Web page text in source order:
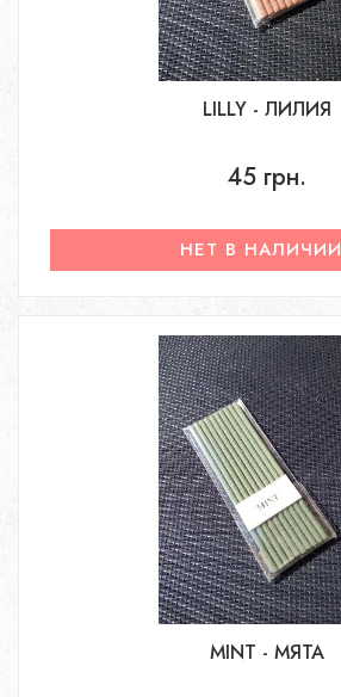
LILLY - ЛИЛИЯ
45 грн.
НЕТ В НАЛИЧИИ
MINT - МЯТА